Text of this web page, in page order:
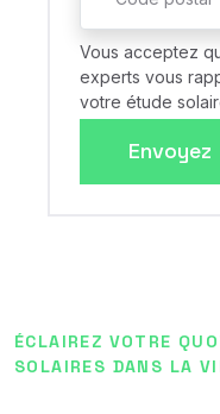
Vous acceptez
experts vous
votre étude
Envoyez
ÉCLAIREZ VOTRE
SOLAIRES DANS LA